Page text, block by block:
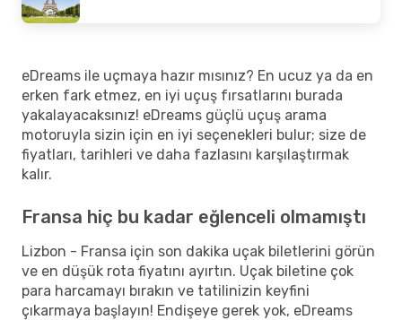
eDreams ile uçmaya hazır mısınız? En ucuz ya da en
erken fark etmez, en iyi uçuş fırsatlarını burada
yakalayacaksınız! eDreams güçlü uçuş arama
motoruyla sizin için en iyi seçenekleri bulur; size de
fiyatları, tarihleri ve daha fazlasını karşılaştırmak
kalır.
Fransa hiç bu kadar eğlenceli olmamıştı
Lizbon - Fransa için son dakika uçak biletlerini görün
ve en düşük rota fiyatını ayırtın. Uçak biletine çok
para harcamayı bırakın ve tatilinizin keyfini
çıkarmaya başlayın! Endişeye gerek yok, eDreams